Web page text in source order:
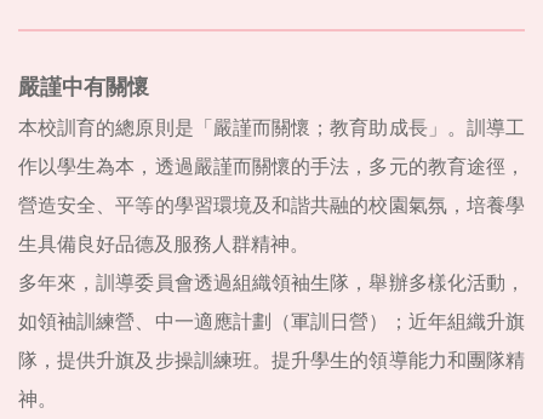
嚴謹中有關懷
本校訓育的總原則是「嚴謹而關懷；教育助成長」。訓導工
作以學生為本，透過嚴謹而關懷的手法，多元的教育途徑，
營造安全、平等的學習環境及和諧共融的校園氣氛，培養學
生具備良好品德及服務人群精神。
多年來，訓導委員會透過組織領袖生隊，舉辦多樣化活動，
如領袖訓練營、中一適應計劃（軍訓日營）；近年組織升旗
隊，提供升旗及步操訓練班。提升學生的領導能力和團隊精
神。